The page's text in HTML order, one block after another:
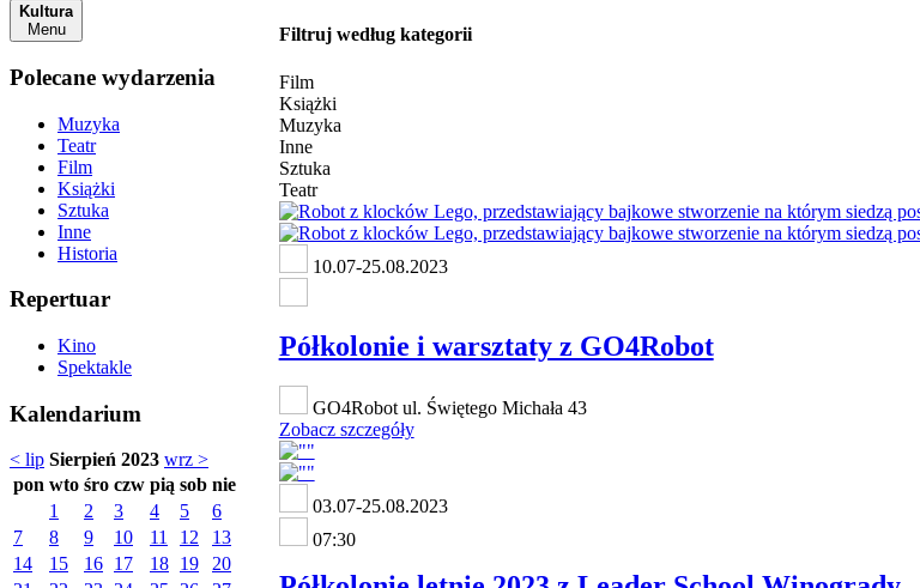
Kultura
Menu
Polecane wydarzenia
Muzyka
Teatr
Film
Książki
Sztuka
Inne
Historia
Repertuar
Kino
Spektakle
Kalendarium
< lip Sierpień 2023 wrz >
pon wto śro czw pią sob nie
1
2 3 4 5
6
7
8 9 10 11 12
13
14
15 16 17 18 19
20
Filtruj według kategorii
Film
Książki
Muzyka
Inne
Sztuka
Teatr
10.07-25.08.2023
Półkolonie i warsztaty z GO4Robot
GO4Robot ul. Świętego Michała 43
Zobacz szczegóły
03.07-25.08.2023
07:30